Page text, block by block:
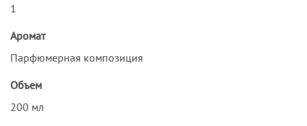
1
Аромат
Парфюмерная композиция
Объем
200 мл